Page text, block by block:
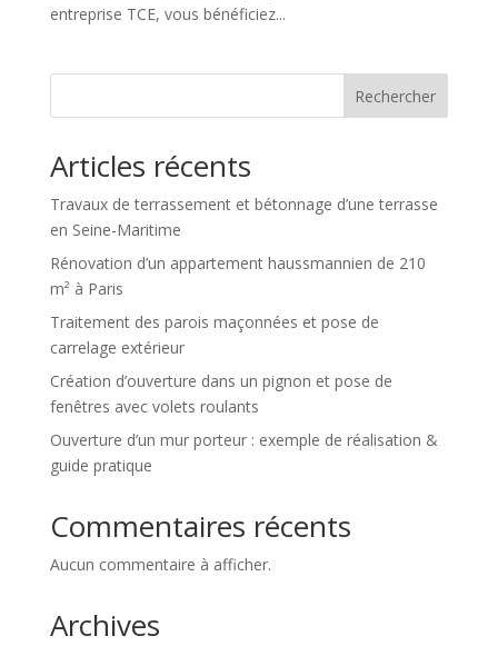
entreprise TCE, vous bénéficiez...
Rechercher
Articles récents
Travaux de terrassement et bétonnage d’une terrasse
en Seine-Maritime
Rénovation d’un appartement haussmannien de 210
m² à Paris
Traitement des parois maçonnées et pose de
carrelage extérieur
Création d’ouverture dans un pignon et pose de
fenêtres avec volets roulants
Ouverture d’un mur porteur : exemple de réalisation &
guide pratique
Commentaires récents
Aucun commentaire à afficher.
Archives